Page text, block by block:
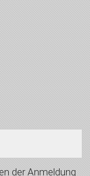
der Anmeldung